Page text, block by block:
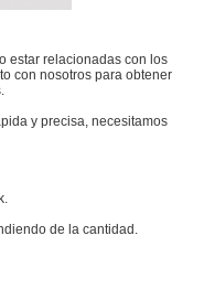
estar relacionadas con los
con nosotros para obtener
y precisa, necesitamos
de la cantidad.